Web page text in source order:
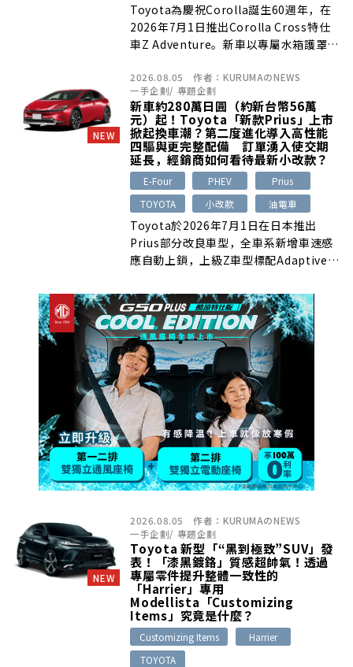
Toyota為慶祝Corolla誕生60週年，在
2026年7月1日推出Corolla Cross特仕
車Z Adventure。新車以專屬水箱護罩、
座椅及三款雙色車身強化戶外風格，搭載
1.8升油電系統，最高油耗表現達26.4km
／L；部分經銷商配額已迅速售罄。
NEW
2026.08.05 作者： KURUMAのNEWS
一手企劃/ 專題企劃
新車約280萬日圓（約新台幣56萬
元）起！Toyota「新款Prius」上市
掀起換車潮？第二度進化導入高性能
四驅與更完整配備 訂單湧入使交期
延長，經銷商如何看待最新小改款？
E-Four PHEV
Prius
TOYOTA
小改款 油電車
Toyota於2026年7月1日在日本推出
Prius部分改良車型，全車系新增車速感
應自動上鎖，上級Z車型標配Adaptive
入SNOW EXTRA模式。經銷商表示，配
備簡化與安全升級獲得肯定，但不同動力
車型交期已延至2026年秋季至2027年
初。
NEW
2026.08.05 作者： KURUMAのNEWS
一手企劃/ 專題企劃
Toyota 新型「“黑到極致”SUV」發
表！「漆黑鍍鉻」質感超帥氣！透過
專屬零件提升整體一致性的
「Harrier」專用
Modellista「Customizing
Items」究竟是什麼？
Customizing Items
Harrier
TOYOTA